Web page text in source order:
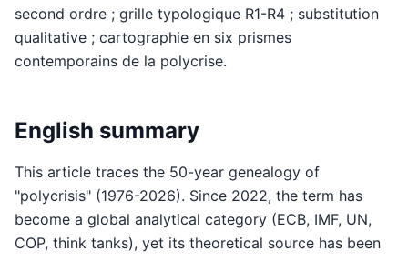
second ordre ; grille typologique R1-R4 ; substitution
qualitative ; cartographie en six prismes
contemporains de la polycrise.
English summary
This article traces the 50-year genealogy of
"polycrisis" (1976-2026). Since 2022, the term has
become a global analytical category (ECB, IMF, UN,
COP, think tanks), yet its theoretical source has been